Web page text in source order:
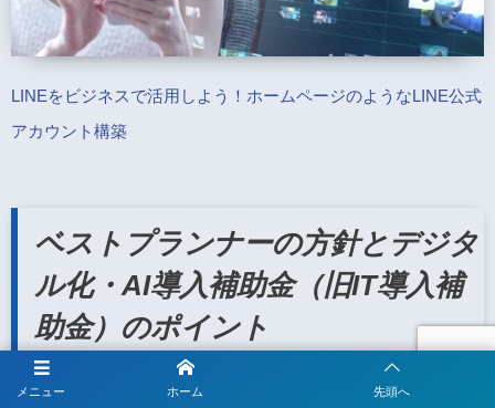
LINEをビジネスで活用しよう！ホームページのようなLINE公式
アカウント構築
ベストプランナーの方針とデジタ
ル化・AI導入補助金（旧IT導入補
助金）のポイント
ベストプランナー合同会社では、企業の方が最適なITツールを
メニュー ホーム 先頭へ